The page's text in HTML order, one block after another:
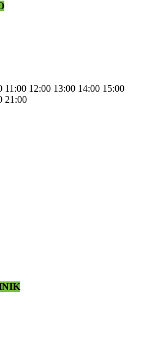
11:00 12:00 13:00 14:00 15:00
21:00